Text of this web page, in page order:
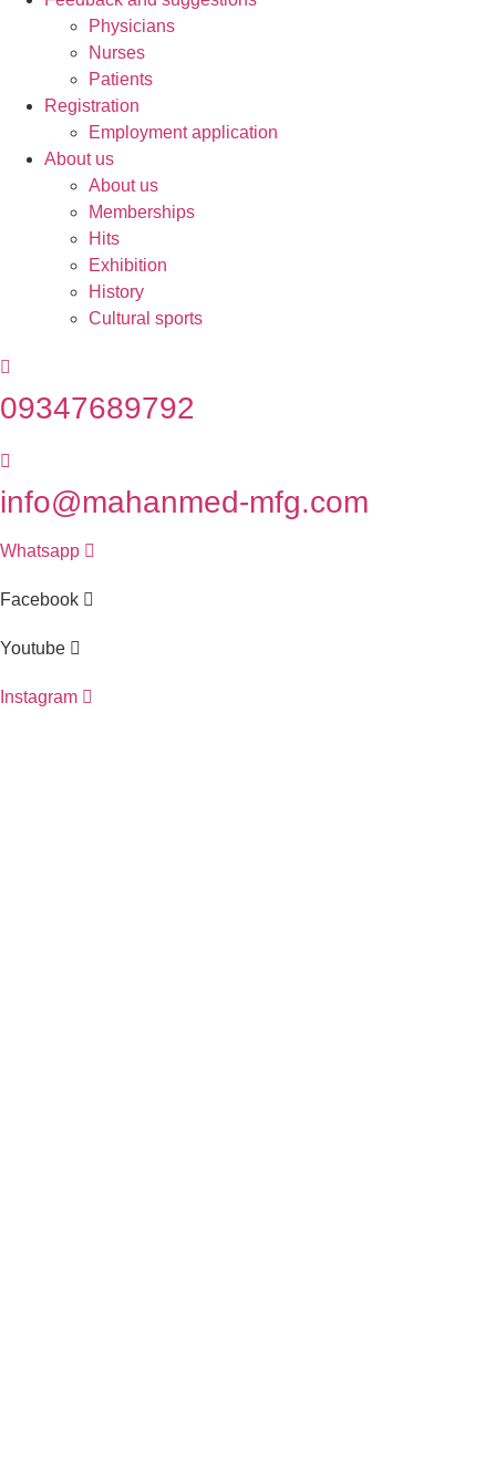
Physicians
Nurses
Patients
Registration
Employment application
About us
About us
Memberships
Hits
Exhibition
History
Cultural sports
09347689792
info@mahanmed-mfg.com
Whatsapp
Facebook
Youtube
Instagram